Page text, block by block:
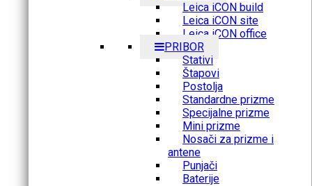
Leica iCON build
Leica iCON site
Leica iCON office
PRIBOR
Stativi
Štapovi
Postolja
Standardne prizme
Specijalne prizme
Mini prizme
Nosači za prizme i
antene
Punjači
Baterije